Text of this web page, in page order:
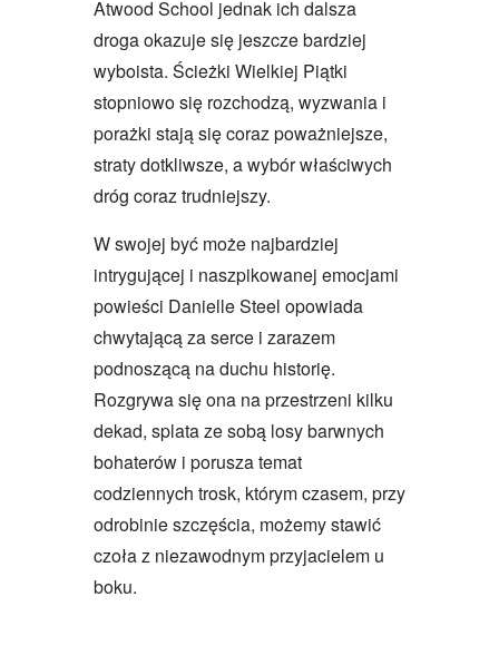
Atwood School jednak ich dalsza
droga okazuje się jeszcze bardziej
wyboista. Ścieżki Wielkiej Piątki
stopniowo się rozchodzą, wyzwania i
porażki stają się coraz poważniejsze,
straty dotkliwsze, a wybór właściwych
dróg coraz trudniejszy.
W swojej być może najbardziej
intrygującej i naszpikowanej emocjami
powieści Danielle Steel opowiada
chwytającą za serce i zarazem
podnoszącą na duchu historię.
Rozgrywa się ona na przestrzeni kilku
dekad, splata ze sobą losy barwnych
bohaterów i porusza temat
codziennych trosk, którym czasem, przy
odrobinie szczęścia, możemy stawić
czoła z niezawodnym przyjacielem u
boku.